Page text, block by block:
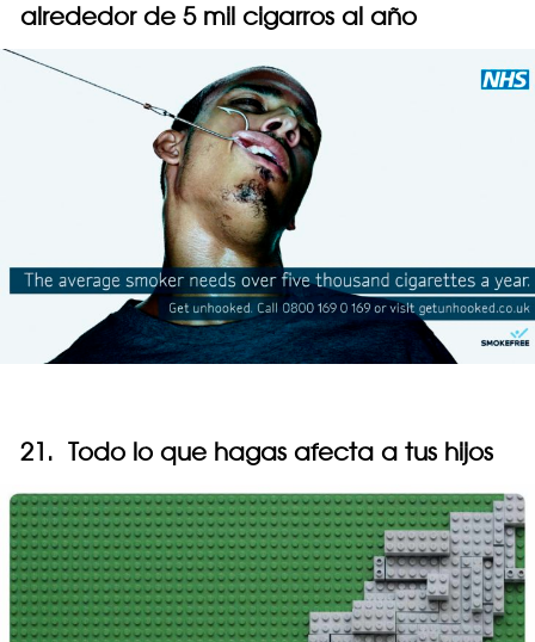
alrededor de 5 mil cigarros al año
21. Todo lo que hagas afecta a tus hijos